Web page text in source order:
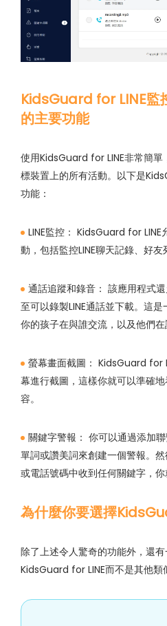
KidsGuard for LINE監
的主要功能
使用KidsGuard for LINE非常簡單
標裝置上的所有活動。以下是
功能：
LINE監控： KidsGuard for LINE
動，包括監控LINE聊天記錄、好友
通話追蹤和錄音： 該應用程式
至可以錄製LINE通話並下載。這
你的孩子在與誰交流，以及他們在
螢幕畫面截圖： KidsGuard for
幕進行截圖，這樣你就可以準確
容。
關鍵字警報： 你可以通過添加
單詞或讚美詞來創建一個警報。
或電話號碼中收到任何關鍵字，你
為什麼你要選擇
除了上述令人驚奇的功能外，還
KidsGuard for LINE而不是其他類